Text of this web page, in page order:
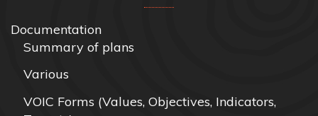
Documentation
Summary of plans
Various
VOIC Forms (Values, Objectives, Indicators,